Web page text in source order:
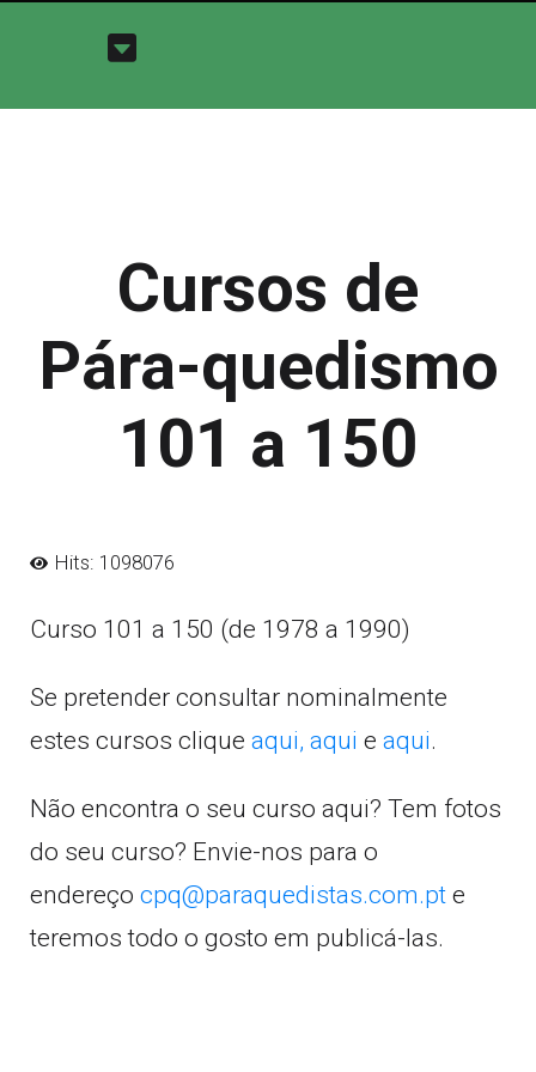
Cursos de
Pára-quedismo
101 a 150
Hits: 1098076
Curso 101 a 150 (de 1978 a 1990)
Se pretender consultar nominalmente
estes cursos clique aqui, aqui e aqui.
Não encontra o seu curso aqui? Tem fotos
do seu curso? Envie-nos para o
endereço cpq@paraquedistas.com.pt e
teremos todo o gosto em publicá-las.